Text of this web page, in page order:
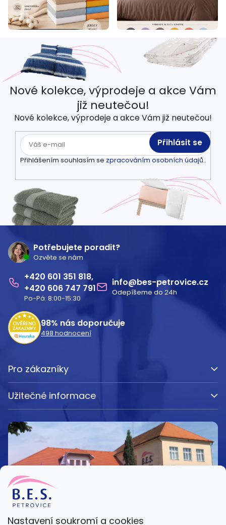
Nastavení soukromí a cookies
Nové kolekce, výprodeje a akce Vám
již neutečou!
Nové kolekce, výprodeje a akce Vám již neutečou!
Přihlášením souhlasím se zpracováním osobních údajů..
Přihlásit se
Potřebujete poradit?
Ozvěte se nám
601 351 818
606 747 791
Po-Pá: 8:00-15:30
info@bes-petrovice.cz
Odepíšeme do 24h
98% nás doporučuje
498 hodnocení
Pro zákazníky
Užitečné informace
Kamenná prodejna